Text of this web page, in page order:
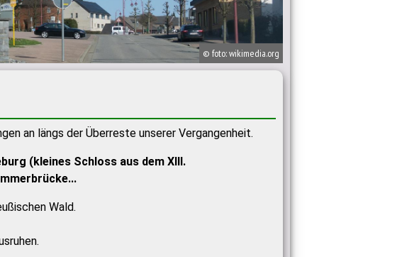
an längs der Überreste unserer Vergangenheit.
(kleines Schloss aus dem XIII.
Wald.
© foto: wikimedia.org